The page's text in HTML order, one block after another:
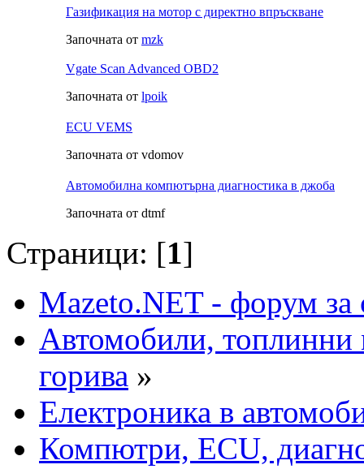
Газификация на мотор с директно впръскване
Започната от mzk
Vgate Scan Advanced OBD2
Започната от lpoik
ECU VEMS
Започната от vdomov
Автомобилна компютърна диагностика в джоба
Започната от dtmf
Страници: [1]
Mazeto.NET - форум за
Автомобили,
горива »
Електроника в
Компютри, ECU,